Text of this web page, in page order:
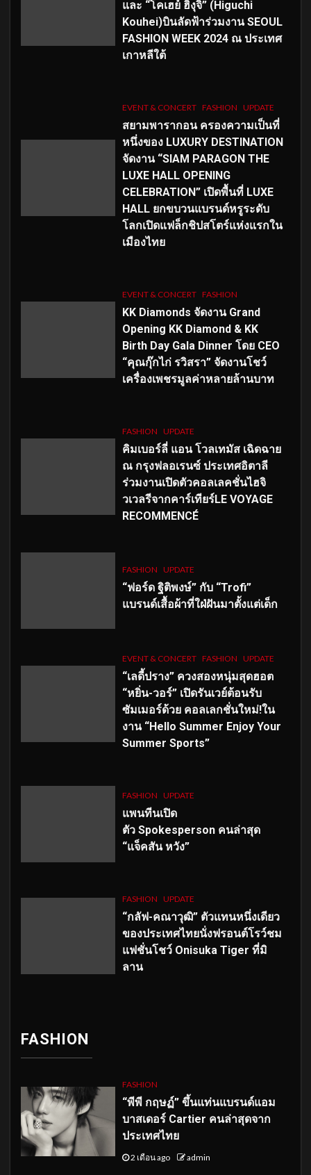
และ “โคเฮย์ ฮิงุจิ” (Higuchi
Kouhei)บินลัดฟ้าร่วมงาน SEOUL
FASHION WEEK 2024 ณ ประเทศ
เกาหลีใต้
EVENT & CONCERT FASHION UPDATE
สยามพารากอน ครองความเป็นที่
หนึ่งของ LUXURY DESTINATION
จัดงาน “SIAM PARAGON THE
LUXE HALL OPENING
CELEBRATION” เปิดพื้นที่ LUXE
HALL ยกขบวนแบรนด์หรูระดับ
โลกเปิดแฟล็กชิปสโตร์แห่งแรกใน
เมืองไทย
EVENT & CONCERT FASHION
KK Diamonds จัดงาน Grand
Opening KK Diamond & KK
Birth Day Gala Dinner โดย CEO
“คุณกุ๊กไก่ รวิสรา” จัดงานโชว์
เครื่องเพชรมูลค่าหลายล้านบาท
FASHION UPDATE
คิมเบอร์ลี่ แอน โวลเทมัส เฉิดฉาย
ณ กรุงฟลอเรนซ์ ประเทศอิตาลี
ร่วมงานเปิดตัวคอลเลคชั่นไฮจิ
วเวลรีจากคาร์เทียร์LE VOYAGE
RECOMMENCÉ
FASHION UPDATE
“ฟอร์ด ฐิติพงษ์” กับ “Trofi”
แบรนด์เสื้อผ้าที่ใฝ่ฝันมาตั้งแต่เด็ก
EVENT & CONCERT FASHION UPDATE
“เลดี้ปราง” ควงสองหนุ่มสุดฮอต
“หยิ่น-วอร์” เปิดรันเวย์ต้อนรับ
ซัมเมอร์ด้วย คอลเลกชั่นใหม่!ใน
งาน “Hello Summer Enjoy Your
Summer Sports”
FASHION UPDATE
แพนทีนเปิด
ตัว Spokesperson คนล่าสุด
“แจ็คสัน หวัง”
FASHION UPDATE
“กลัฟ-คณาวุฒิ” ตัวแทนหนึ่งเดียว
ของประเทศไทยนั่งฟรอนต์โรว์ชม
แฟชั่นโชว์ Onisuka Tiger ที่มิ
ลาน
FASHION
FASHION
“พีพี กฤษฏ์” ขึ้นแท่นแบรนด์แอม
บาสเดอร์ Cartier คนล่าสุดจาก
ประเทศไทย
2 เดือน ago admin